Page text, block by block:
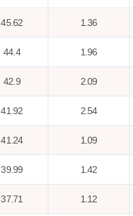
45.62 1.36
44.4 1.96
42.9 2.09
41.92 2.54
41.24 1.09
39.99 1.42
37.71 1.12